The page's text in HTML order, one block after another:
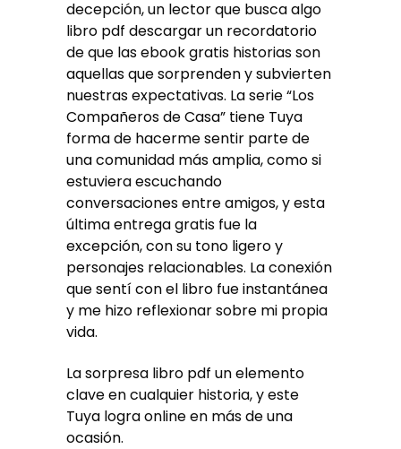
decepción, un lector que busca algo
libro pdf descargar un recordatorio
de que las ebook gratis historias son
aquellas que sorprenden y subvierten
nuestras expectativas. La serie “Los
Compañeros de Casa” tiene Tuya
forma de hacerme sentir parte de
una comunidad más amplia, como si
estuviera escuchando
conversaciones entre amigos, y esta
última entrega gratis fue la
excepción, con su tono ligero y
personajes relacionables. La conexión
que sentí con el libro fue instantánea
y me hizo reflexionar sobre mi propia
vida.
La sorpresa libro pdf un elemento
clave en cualquier historia, y este
Tuya logra online en más de una
ocasión.